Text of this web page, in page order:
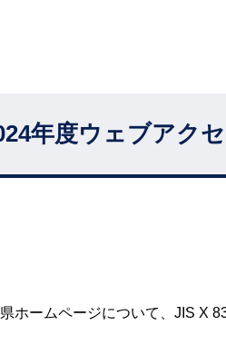
年度ウェブアク
ホームページについて、JIS X